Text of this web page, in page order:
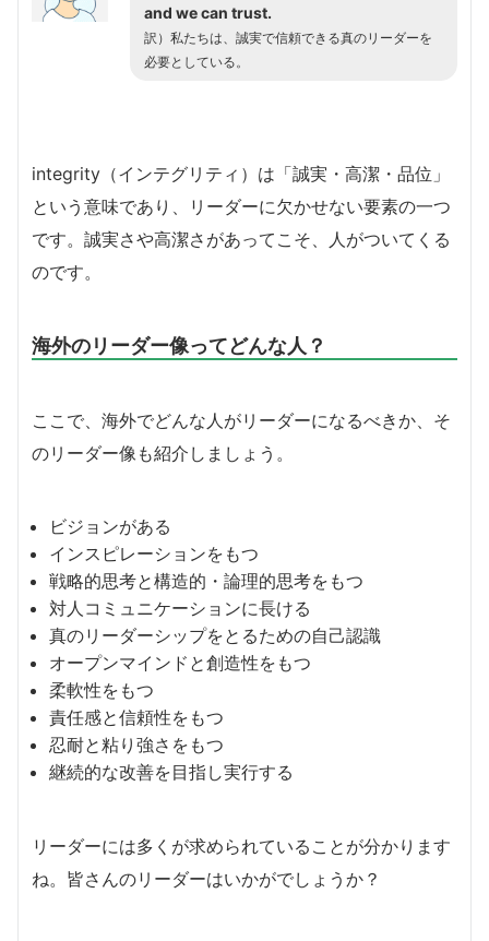
and we can trust.
訳）私たちは、誠実で信頼できる真のリーダーを
必要としている。
integrity（インテグリティ）は「誠実・高潔・品位」
という意味であり、リーダーに欠かせない要素の一つ
です。誠実さや高潔さがあってこそ、人がついてくる
のです。
海外のリーダー像ってどんな人？
ここで、海外でどんな人がリーダーになるべきか、そ
のリーダー像も紹介しましょう。
ビジョンがある
インスピレーションをもつ
戦略的思考と構造的・論理的思考をもつ
対人コミュニケーションに長ける
真のリーダーシップをとるための自己認識
オープンマインドと創造性をもつ
柔軟性をもつ
責任感と信頼性をもつ
忍耐と粘り強さをもつ
継続的な改善を目指し実行する
リーダーには多くが求められていることが分かります
ね。皆さんのリーダーはいかがでしょうか？